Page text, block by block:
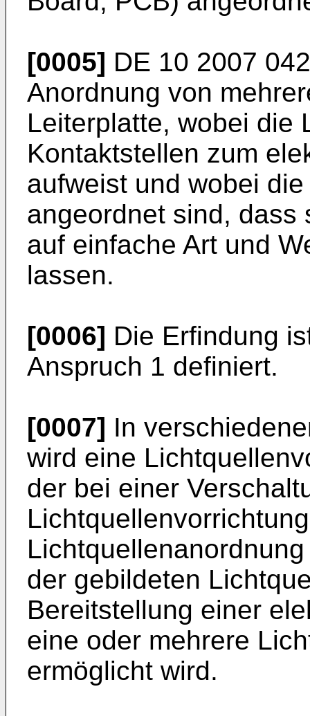
[0005] DE 10 2007
Anordnung von
Leiterplatte, wobei die
Kontaktstellen zum
aufweist und wobei
angeordnet sind, dass
auf einfache Art und
lassen.
[0006] Die Erfindung
Anspruch 1 definiert.
[0007] In
wird eine
der bei einer
der gebildeten
Bereitstellung einer
eine oder mehrere
ermöglicht wird.